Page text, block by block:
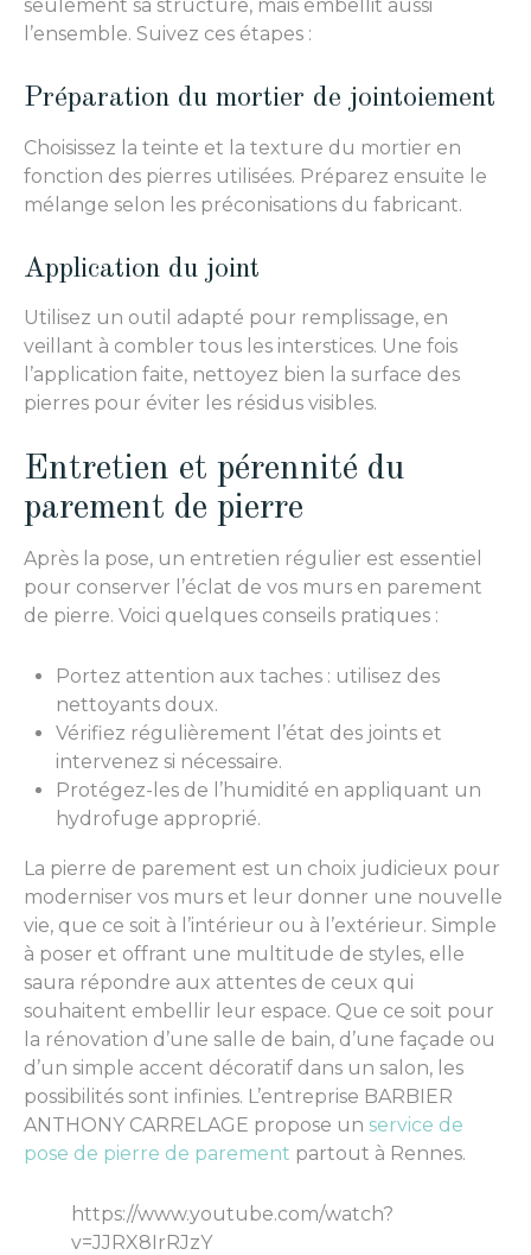
seulement sa structure, mais embellit aussi
l’ensemble. Suivez ces étapes :
Préparation du mortier de jointoiement
Choisissez la teinte et la texture du mortier en
fonction des pierres utilisées. Préparez ensuite le
mélange selon les préconisations du fabricant.
Application du joint
Utilisez un outil adapté pour remplissage, en
veillant à combler tous les interstices. Une fois
l’application faite, nettoyez bien la surface des
pierres pour éviter les résidus visibles.
Entretien et pérennité du
parement de pierre
Après la pose, un entretien régulier est essentiel
pour conserver l’éclat de vos murs en parement
de pierre. Voici quelques conseils pratiques :
Portez attention aux taches : utilisez des
nettoyants doux.
Vérifiez régulièrement l’état des joints et
intervenez si nécessaire.
Protégez-les de l’humidité en appliquant un
hydrofuge approprié.
La pierre de parement est un choix judicieux pour
moderniser vos murs et leur donner une nouvelle
vie, que ce soit à l’intérieur ou à l’extérieur. Simple
à poser et offrant une multitude de styles, elle
saura répondre aux attentes de ceux qui
souhaitent embellir leur espace. Que ce soit pour
la rénovation d’une salle de bain, d’une façade ou
d’un simple accent décoratif dans un salon, les
possibilités sont infinies. L’entreprise BARBIER
ANTHONY CARRELAGE propose un service de
pose de pierre de parement partout à Rennes.
https://www.youtube.com/watch?
v=JJRX8IrRJzY